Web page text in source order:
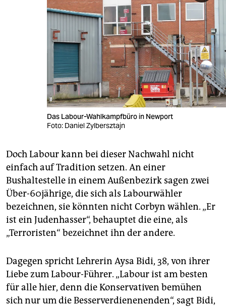
Das Labour-Wahlkampfbüro in Newport
Foto: Daniel Zylbersztajn
Doch Labour kann bei dieser Nachwahl nicht
einfach auf Tradition setzen. An einer
Bushaltestelle in einem Außenbezirk sagen zwei
Über-60jährige, die sich als Labourwähler
bezeichnen, sie könnten nicht Corbyn wählen. „Er
ist ein Judenhasser“, behauptet die eine, als
„Terroristen“ bezeichnet ihn der andere.
Dagegen spricht Lehrerin Aysa Bidi, 38, von ihrer
Liebe zum Labour-Führer. „Labour ist am besten
für alle hier, denn die Konservativen bemühen
sich nur um die Besserverdienenenden“, sagt Bidi,